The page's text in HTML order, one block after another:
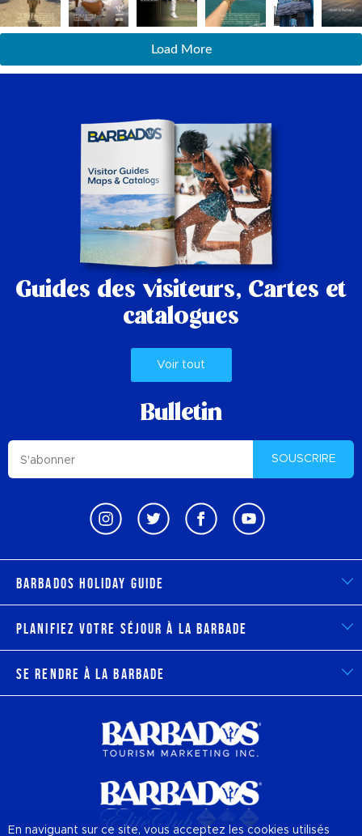
Load More
Guides des visiteurs, Cartes et
catalogues
Voir tout
Bulletin
SOUSCRIRE
Barbados Holiday Guide
Planifiez votre séjour à la Barbade
Se rendre à la Barbade
En naviguant sur ce site, vous acceptez les cookies utilisés